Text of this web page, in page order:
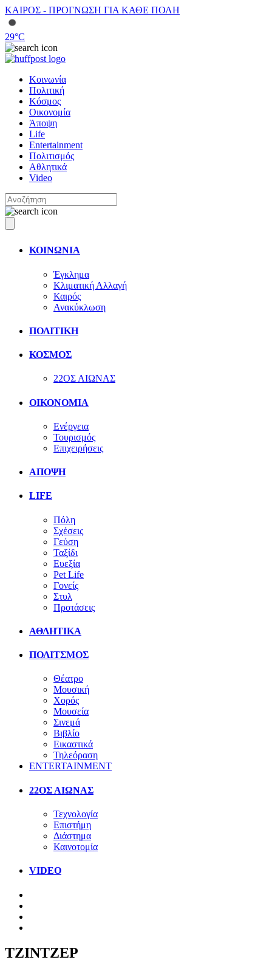
ΚΑΙΡΟΣ - ΠΡΟΓΝΩΣΗ ΓΙΑ ΚΑΘΕ ΠΟΛΗ
29°C
Κοινωνία
Πολιτική
Κόσμος
Οικονομία
Άποψη
Life
Entertainment
Πολιτισμός
Αθλητικά
Video
ΚΟΙΝΩΝΙΑ
Έγκλημα
Κλιματική Αλλαγή
Καιρός
Ανακύκλωση
ΠΟΛΙΤΙΚΗ
ΚΟΣΜΟΣ
22ΟΣ ΑΙΩΝΑΣ
ΟΙΚΟΝΟΜΙΑ
Ενέργεια
Τουρισμός
Επιχειρήσεις
ΑΠΟΨΗ
LIFE
Πόλη
Σχέσεις
Γεύση
Ταξίδι
Ευεξία
Pet Life
Γονείς
Στυλ
Προτάσεις
ΑΘΛΗΤΙΚΑ
ΠΟΛΙΤΣΜΟΣ
Θέατρο
Μουσική
Χορός
Μουσεία
Σινεμά
Βιβλίο
Εικαστικά
Τηλεόραση
ENTERTAINMENT
22ΟΣ ΑΙΩΝΑΣ
Τεχνολογία
Επιστήμη
Διάστημα
Καινοτομία
VIDEO
ΤΖΙΝΤΖΕΡ